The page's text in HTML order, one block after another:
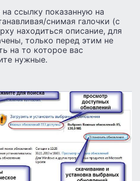
ссылку показанную на
снимая галочки (с
находиться описание, для
только перед этим не
на то которое вас
нужные.